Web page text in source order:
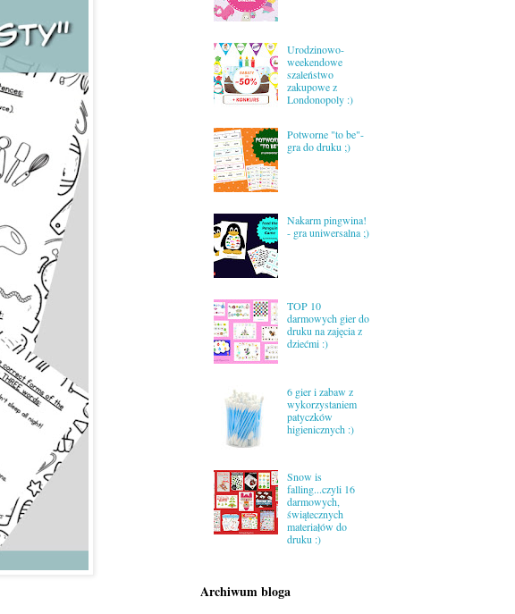
Urodzinowo-
weekendowe
szaleństwo
zakupowe z
Londonopoly :)
Potworne "to be"-
gra do druku ;)
Nakarm pingwina!
- gra uniwersalna ;)
TOP 10
darmowych gier do
druku na zajęcia z
dziećmi :)
6 gier i zabaw z
wykorzystaniem
patyczków
higienicznych :)
Snow is
falling...czyli 16
darmowych,
świątecznych
materiałów do
druku :)
Archiwum bloga